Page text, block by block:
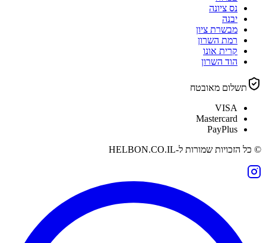
נס ציונה
יבנה
מבשרת ציון
רמת השרון
קרית אונו
הוד השרון
תשלום מאובטח
VISA
Mastercard
PayPlus
© כל הזכויות שמורות ל-HELBON.CO.IL